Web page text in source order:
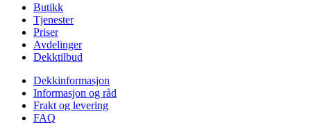
Butikk
Tjenester
Priser
Avdelinger
Dekktilbud
Dekkinformasjon
Informasjon og råd
Frakt og levering
FAQ